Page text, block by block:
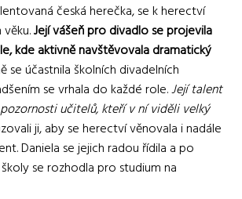
česká herečka, se k herectví
Její vášeň pro divadlo se projevila
kde aktivně navštěvovala dramatický
se účastnila školních divadelních
se vrhala do každé role.Její talent
učitelů, kteří v ní viděli velký
ji, aby se herectví věnovala i nadále
Daniela se jejich radou řídila a po
se rozhodla pro studium na